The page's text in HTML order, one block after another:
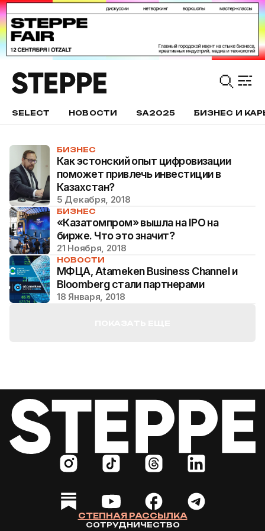
SELECT НОВОСТИ SA2025 БИЗНЕС И
БИЗНЕС
Как эстонский опыт цифровизации
поможет привлечь инвестиции в
Казахстан?
5 Декабря, 2018
БИЗНЕС
«Казатомпром» вышла на IPO на
бирже. Что это значит?
21 Ноября, 2018
НОВОСТИ
МФЦА, Atameken Business Channel и
Bloomberg стали партнерами
18 Января, 2018
СТЕПНАЯ РАССЫЛКА
СОТРУДНИЧЕСТВО